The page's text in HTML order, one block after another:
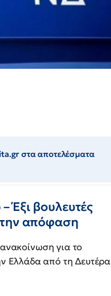
στα αποτελέσματα
Έξι βουλευτές
την απόφαση
για το
Ελλάδα από τη Δευτέρα